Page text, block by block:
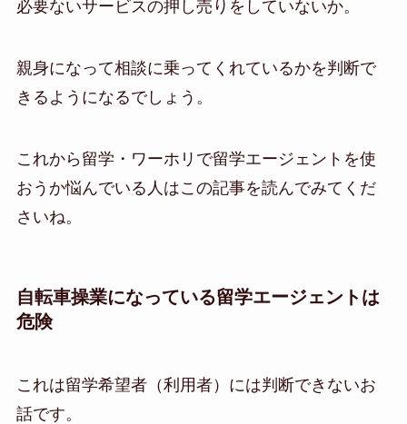
必要ないサービスの押し売りをしていないか。
親身になって相談に乗ってくれているかを判断で
きるようになるでしょう。
これから留学・ワーホリで留学エージェントを使
おうか悩んでいる人はこの記事を読んでみてくだ
さいね。
自転車操業になっている留学エージェントは
危険
これは留学希望者（利用者）には判断できないお
話です。